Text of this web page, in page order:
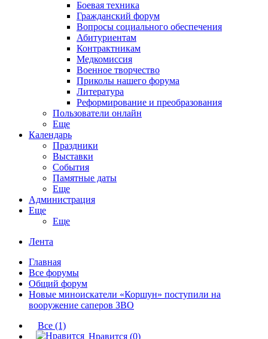
Боевая техника
Гражданский форум
Вопросы социального обеспечения
Абитуриентам
Контрактникам
Медкомиссия
Военное творчество
Приколы нашего форума
Литература
Реформирование и преобразования
Пользователи онлайн
Еще
Календарь
Праздники
Выставки
События
Памятные даты
Еще
Администрация
Еще
Еще
Лента
Главная
Все форумы
Общий форум
Новые миноискатели «Коршун» поступили на
вооружение саперов ЗВО
Все (1)
Нравится (0)